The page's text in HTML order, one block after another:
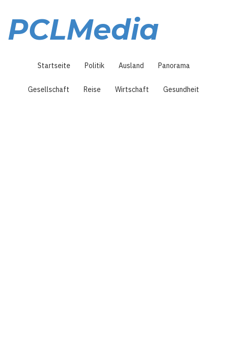
Inhalt
PCLMedia
Startseite Politik Ausland Panorama
Gesellschaft Reise Wirtschaft Gesundheit